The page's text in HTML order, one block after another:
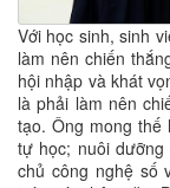
Với học sinh, sinh
làm nên chiến
hội nhập và khát
là phải làm nên
tạo. Ông mong
tự học; nuôi
chủ công nghệ số